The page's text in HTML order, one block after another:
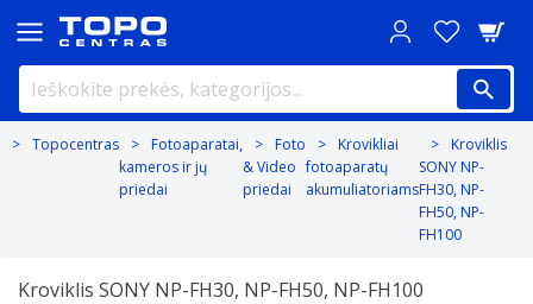
Topocentras
Fotoaparatai,
kameros ir jų
priedai
Foto
& Video
priedai
Krovikliai
fotoaparatų
akumuliatoriams
Kroviklis
SONY NP-
FH30, NP-
FH50, NP-
FH100
Kroviklis SONY NP-FH30, NP-FH50, NP-FH100